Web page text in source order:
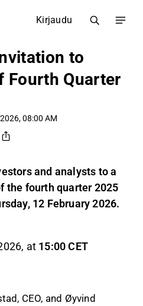
Kirjaudu
to
Fourth Quarter
08:00 AM
and analysts to a
the fourth quarter 2025
12 February 2026.
at 15:00 CET
CEO, and Øyvind